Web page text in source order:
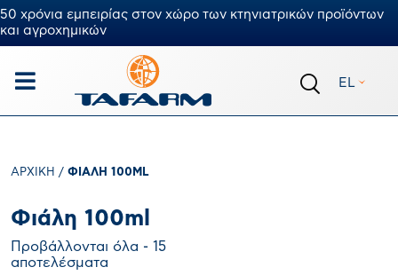
50 χρόνια εμπειρίας στον χώρο των κτηνιατρικών προϊόντων
και αγροχημικών
EL
ΑΡΧΙΚΉ / ΦΙΆΛΗ 100ML
Φιάλη 100ml
Προβάλλονται όλα - 15
αποτελέσματα